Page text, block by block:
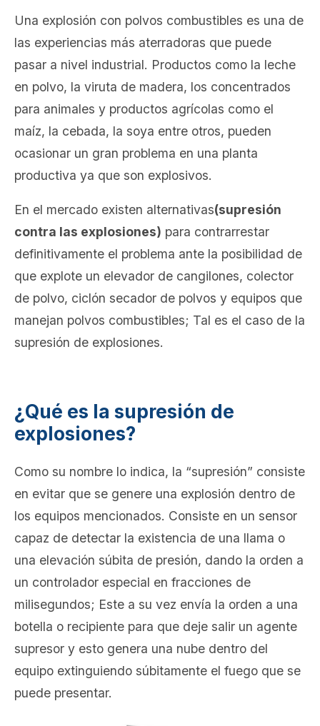
Una explosión con polvos combustibles es una de
las experiencias más aterradoras que puede
pasar a nivel industrial. Productos como la leche
en polvo, la viruta de madera, los concentrados
para animales y productos agrícolas como el
maíz, la cebada, la soya entre otros, pueden
ocasionar un gran problema en una planta
productiva ya que son explosivos.
En el mercado existen alternativas(supresión
contra las explosiones) para contrarrestar
definitivamente el problema ante la posibilidad de
que explote un elevador de cangilones, colector
de polvo, ciclón secador de polvos y equipos que
manejan polvos combustibles; Tal es el caso de la
supresión de explosiones.
¿Qué es la supresión de
explosiones?
Como su nombre lo indica, la “supresión” consiste
en evitar que se genere una explosión dentro de
los equipos mencionados. Consiste en un sensor
capaz de detectar la existencia de una llama o
una elevación súbita de presión, dando la orden a
un controlador especial en fracciones de
milisegundos; Este a su vez envía la orden a una
botella o recipiente para que deje salir un agente
supresor y esto genera una nube dentro del
equipo extinguiendo súbitamente el fuego que se
puede presentar.